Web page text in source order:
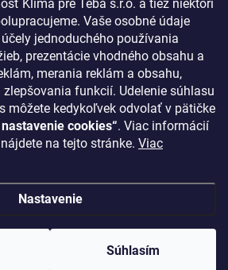
Klíma pre Teba s.r.o. a tiež niektorí
Vaše osobné údaje
jednoduchého používania
prezentácie vhodného obsahu a
merania reklám a obsahu,
funkcií. Udelenie súhlasu
môžete kedykoľvek odvolať v pätičke
cookies“. Viac informácií
na tejto stránke. Viac
Nastavenie
Súhlasím
klimapreteba.sk
@klimapreteba
nastavenie cookies